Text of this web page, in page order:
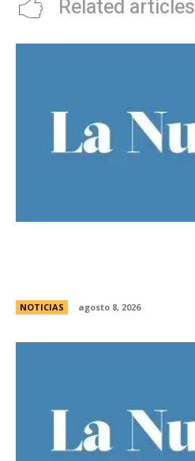
Related articles
NOTICIAS agosto 8, 2026